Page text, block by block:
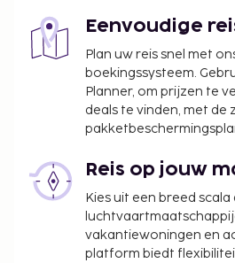
inbegrepen.Eenvoudige
Plan uw reis snel met
boekingssysteem.
Planner, om prijzen te
deals te vinden, met de
Reis op jouw
Kies uit een breed scala
vakantiewoningen en
platform biedt